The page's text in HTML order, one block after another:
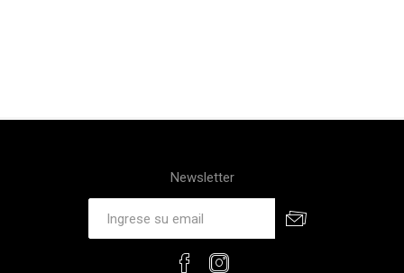
Newsletter